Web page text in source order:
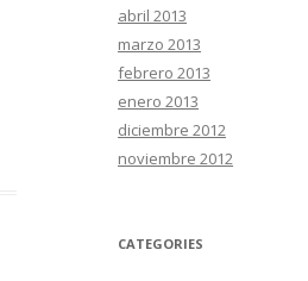
abril 2013
marzo 2013
febrero 2013
enero 2013
diciembre 2012
noviembre 2012
CATEGORIES